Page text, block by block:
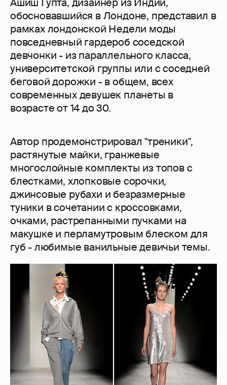
Ашиш Гупта, дизайнер из Индии,
обосновавшийся в Лондоне, представил в
рамках лондонской Недели моды
повседневный гардероб соседской
девчонки - из параллельного класса,
университетской группы или с соседней
беговой дорожки - в общем, всех
современных девушек планеты в
возрасте от 14 до 30.
Автор продемонстрировал "треники",
растянутые майки, гранжевые
многослойные комплекты из топов с
блестками, хлопковые сорочки,
джинсовые рубахи и безразмерные
туники в сочетании с кроссовками,
очками, растрепанными пучками на
макушке и перламутровым блеском для
губ - любимые ванильные девичьи темы.